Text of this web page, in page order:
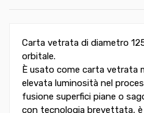
Carta vetrata di diametro
orbitale.
È usato come carta vetrata
elevata luminosità nel
fusione superfici piane o
con tecnologia brevettata,